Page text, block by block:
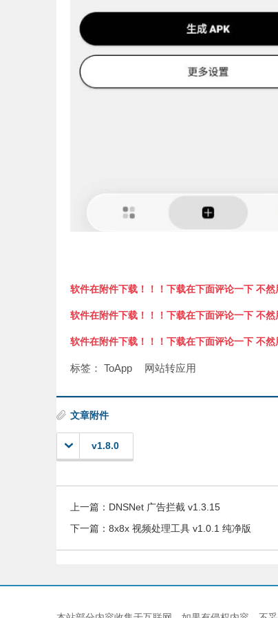
软件在附件下载！！！下载在下面评论一下 不然
软件在附件下载！！！下载在下面评论一下 不然
软件在附件下载！！！下载在下面评论一下 不然
标签： ToApp 网站转应用
文章附件
v1.8.0
上一篇： DNSNet 广告拦截 v1.3.15
下一篇： 8x8x 视频处理工具 v1.0.1 纯净版